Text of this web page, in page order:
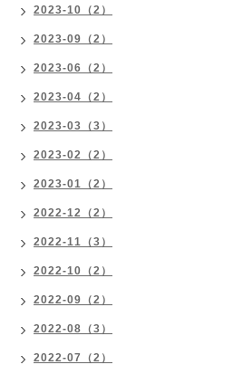
2023-10（2）
2023-09（2）
2023-06（2）
2023-04（2）
2023-03（3）
2023-02（2）
2023-01（2）
2022-12（2）
2022-11（3）
2022-10（2）
2022-09（2）
2022-08（3）
2022-07（2）